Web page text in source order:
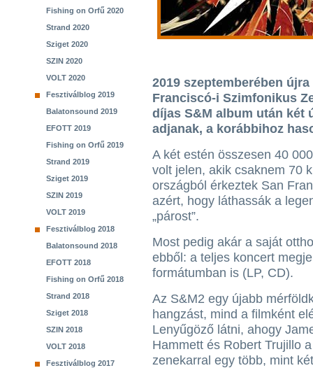
Fishing on Orfű 2020
Strand 2020
Sziget 2020
SZIN 2020
VOLT 2020
Fesztiválblog 2019
Balatonsound 2019
EFOTT 2019
Fishing on Orfű 2019
Strand 2019
Sziget 2019
SZIN 2019
VOLT 2019
Fesztiválblog 2018
Balatonsound 2018
EFOTT 2018
Fishing on Orfű 2018
Strand 2018
Sziget 2018
SZIN 2018
VOLT 2018
Fesztiválblog 2017
2019 szeptemberében
Franciscó-i Szimfonikus
díjas S&M album után két
adjanak, a korábbihoz
A két estén összesen 40
volt jelen, akik csaknem 70
országból érkeztek San
azért, hogy láthassák a
„párost”.
Most pedig akár a saját
ebből: a teljes koncert
formátumban is (LP, CD).
Az S&M2 egy újabb
hangzást, mind a filmként
Lenyűgöző látni, ahogy
Hammett és Robert Trujillo
zenekarral egy több, mint